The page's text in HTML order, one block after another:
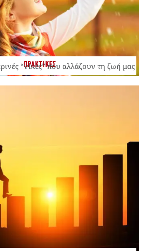
ΠΡΑΚΤΙΚΕΣ
“νίκες” που αλλάζουν τη ζωή μας